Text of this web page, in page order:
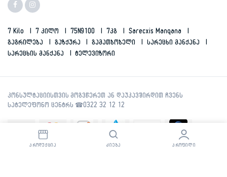
7 Kilo 7 Კილო 75N9100 7კგ
Sarecxis Manqana
Გაგრილება
Გაზქურა Გამათბობელი
Სარეცხი Მანქანა
Სარეცხის Მანქანა
Ტელევიზორი
ᲞᲠᲝᲓᲣᲥᲪᲘᲐ ᲫᲘᲔᲑᲐ ᲞᲠᲝᲤᲘᲚᲘ